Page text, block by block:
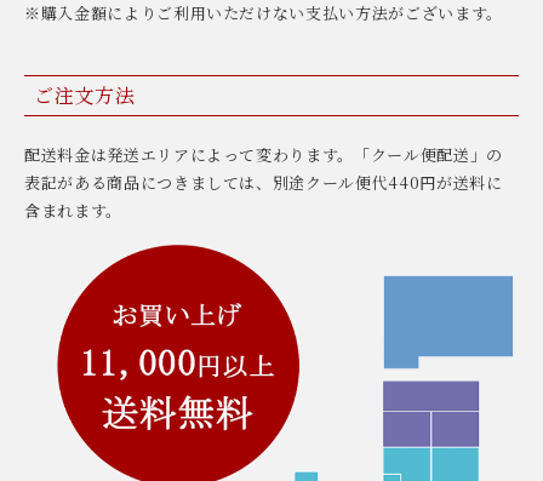
※購入金額によりご利用いただけない支払い方法がございます。
ご注文方法
配送料金は発送エリアによって変わります。「クール便配送」の
表記がある商品につきましては、別途クール便代440円が送料に
含まれます。